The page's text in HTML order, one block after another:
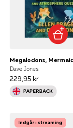
Dave Jones
229,95 kr
PAPERBACK
Indgår i streaming